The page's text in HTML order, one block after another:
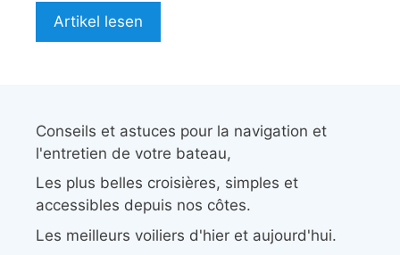
Artikel lesen
Conseils et astuces pour la navigation et
l'entretien de votre bateau,
Les plus belles croisières, simples et
accessibles depuis nos côtes.
Les meilleurs voiliers d'hier et aujourd'hui.